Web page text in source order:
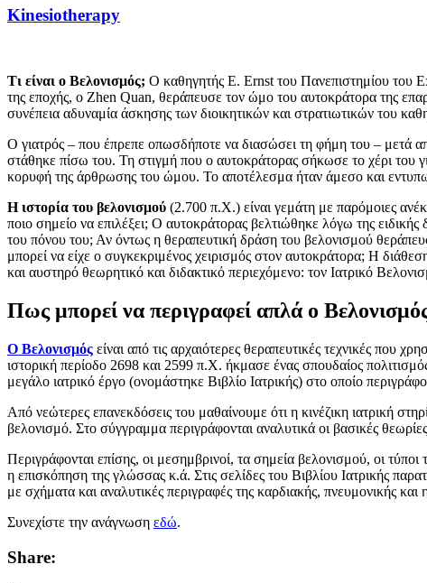
Kinesiotherapy
Τι είναι ο Βελονισμός; Ο καθηγητής E. Ernst του Πανεπιστημίου του
της εποχής, ο Zhen Quan, θεράπευσε τον ώμο του αυτοκράτορα της
συνέπεια αδυναμία άσκησης των διοικητικών και στρατιωτικών του
Ο γιατρός – που έπρεπε οπωσδήποτε να διασώσει τη φήμη του – μετά
στάθηκε πίσω του. Τη στιγμή που ο αυτοκράτορας σήκωσε το χέρι του
κορυφή της άρθρωσης του ώμου. Το αποτέλεσμα ήταν άμεσο και
Η ιστορία του βελονισμού (2.700 π.Χ.) είναι γεμάτη με παρόμοιες
ποιο σημείο να επιλέξει; Ο αυτοκράτορας βελτιώθηκε λόγω της
του πόνου του; Αν όντως η θεραπευτική δράση του βελονισμού
μπορεί να είχε ο συγκεκριμένος χειρισμός στον αυτοκράτορα; Η
και αυστηρό θεωρητικό και διδακτικό περιεχόμενο: τον Ιατρικό
Πως μπορεί να περιγραφεί απλά ο
Ο Βελονισμός είναι από τις αρχαιότερες θεραπευτικές τεχνικές που
ιστορική περίοδο 2698 και 2599 π.Χ. ήκμασε ένας σπουδαίος
μεγάλο ιατρικό έργο (ονομάστηκε Βιβλίο Ιατρικής) στο οποίο
Από νεώτερες επανεκδόσεις του μαθαίνουμε ότι η κινέζικη ιατρική
βελονισμό. Στο σύγγραμμα περιγράφονται αναλυτικά οι βασικές
Περιγράφονται επίσης, οι μεσημβρινοί, τα σημεία βελονισμού, οι
η επισκόπηση της γλώσσας κ.ά. Στις σελίδες του Βιβλίου Ιατρικής
με σχήματα και αναλυτικές περιγραφές της καρδιακής, πνευμονικής και
Συνεχίστε την ανάγνωση εδώ.
Share: